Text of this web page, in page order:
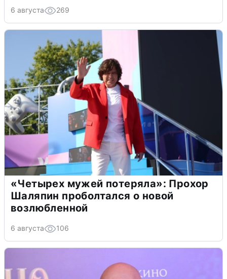
6 августа 269
«Четырех мужей потеряла»: Прохор
Шаляпин проболтался о новой
возлюбленной
6 августа 106